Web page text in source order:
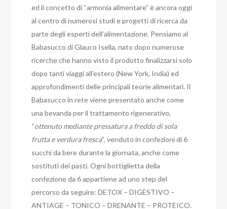
ed il concetto di “armonia alimentare” è ancora oggi
al centro di numerosi studi e progetti di ricerca da
parte degli esperti dell’alimentazione. Pensiamo al
Babasucco di Glauco Isella, nato dopo numerose
ricerche che hanno visto il prodotto finalizzarsi solo
dopo tanti viaggi all’estero (New York, India) ed
approfondimenti delle principali teorie alimentari. Il
Babasucco in rete viene presentato anche come
una bevanda per il trattamento rigenerativo,
“ottenuto mediante pressatura a freddo di sola
frutta e verdura fresca“, venduto in confezioni di 6
succhi da bere durante la giornata, anche come
sostituti dei pasti. Ogni bottiglietta della
confezione da 6 appartiene ad uno step del
percorso da seguire: DETOX – DIGESTIVO –
ANTIAGE – TONICO – DRENANTE – PROTEICO.